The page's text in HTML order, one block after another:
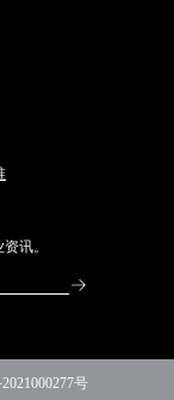
讯。
号